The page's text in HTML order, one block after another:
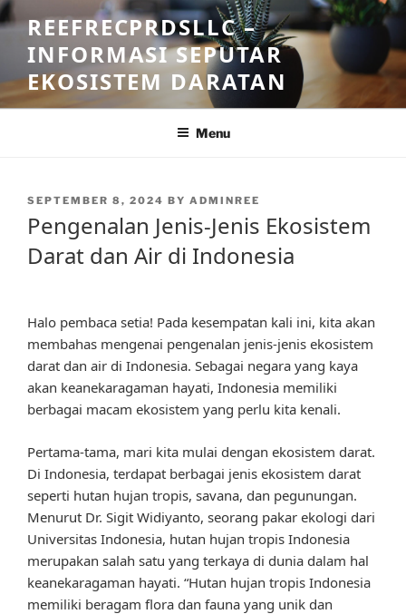
Skip
to
content
REEFRECPRDSLLC –
INFORMASI SEPUTAR
EKOSISTEM DARATAN
Menu
POSTED
SEPTEMBER 8, 2024 BY ADMINREE
Pengenalan Jenis-Jenis Ekosistem
Darat dan Air di Indonesia
Halo pembaca setia! Pada kesempatan kali ini, kita akan
membahas mengenai pengenalan jenis-jenis ekosistem
darat dan air di Indonesia. Sebagai negara yang kaya
akan keanekaragaman hayati, Indonesia memiliki
berbagai macam ekosistem yang perlu kita kenali.
Pertama-tama, mari kita mulai dengan ekosistem darat.
Di Indonesia, terdapat berbagai jenis ekosistem darat
seperti hutan hujan tropis, savana, dan pegunungan.
Menurut Dr. Sigit Widiyanto, seorang pakar ekologi dari
Universitas Indonesia, hutan hujan tropis Indonesia
merupakan salah satu yang terkaya di dunia dalam hal
keanekaragaman hayati. “Hutan hujan tropis Indonesia
memiliki beragam flora dan fauna yang unik dan